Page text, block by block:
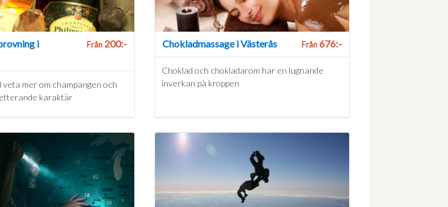
i
Från200:-
veta mer om champangen och
karaktär
Chokladmassage i Västerås Från676:-
Choklad och chokladarom har en lugnande
inverkan på kroppen